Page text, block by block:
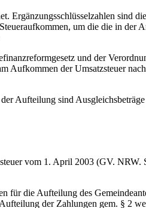
Ergänzungsschlüsselzahlen sind
um die die in der
und der
Aufkommen der Umsatzsteuer
Aufteilung sind Ausgleichsbeträge
vom 1. April 2003 (GV. NRW.
für die Aufteilung des
der Zahlungen gem. § 2